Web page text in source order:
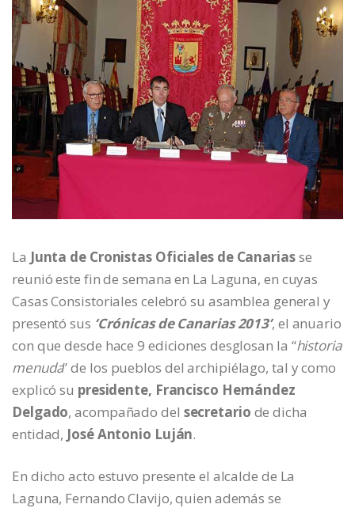
La Junta de Cronistas Oficiales de Canariasse
reunió este fin de semana en La Laguna, en cuyas
Casas Consistoriales celebró su asamblea general y
presentó sus ‘Crónicas de Canarias 2013’, el anuario
con que desde hace 9 ediciones desglosan la “historia
menuda” de los pueblos del archipiélago, tal y como
explicó su presidente, Francisco Hernández
Delgado, acompañado del secretario de dicha
entidad, José Antonio Luján.
En dicho acto estuvo presente el alcalde de La
Laguna, Fernando Clavijo, quien además se